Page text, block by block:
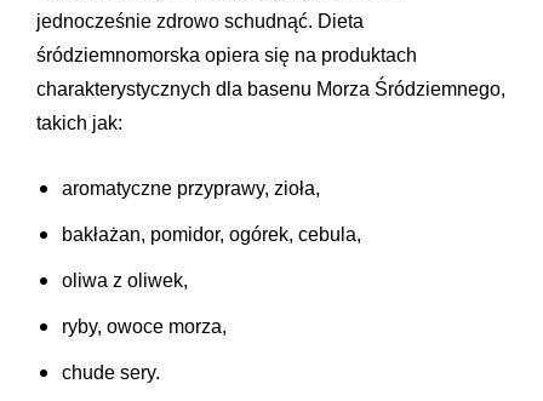
jednocześnie zdrowo schudnąć. Dieta
śródziemnomorska opiera się na produktach
charakterystycznych dla basenu Morza Śródziemnego,
takich jak:
aromatyczne przyprawy, zioła,
bakłażan, pomidor, ogórek, cebula,
oliwa z oliwek,
ryby, owoce morza,
chude sery.